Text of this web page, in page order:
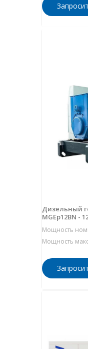
Дизельный
MGEp12BN -
Мощность
Мощность